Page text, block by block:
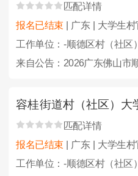
匹配详情
报名已结束
| 广东 | 大学生
工作单位：-顺德区村（社区）
容桂街道村（社区）大
匹配详情
报名已结束
| 广东 | 大学生
工作单位：-顺德区村（社区）